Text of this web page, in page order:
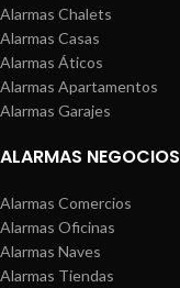
Alarmas Chalets
Alarmas Casas
Alarmas Áticos
Alarmas Apartamentos
Alarmas Garajes
ALARMAS NEGOCIOS
Alarmas Comercios
Alarmas Oficinas
Alarmas Naves
Alarmas Tiendas